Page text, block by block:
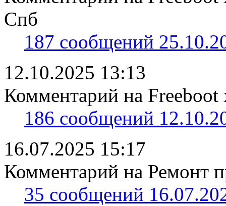
Спб
187 сообщений
12.10.2025 13:13
Комментарий на
186 сообщений
16.07.2025 15:17
Комментарий на Ремонт
35 сообщений